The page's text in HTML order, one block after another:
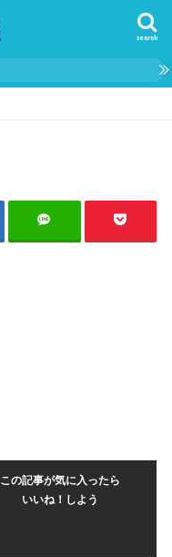
search
この記事が気に入ったら
いいね！しよう